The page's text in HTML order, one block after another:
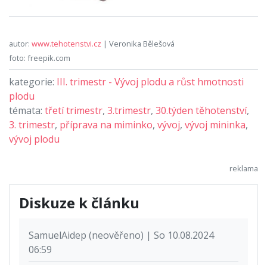
autor: www.tehotenstvi.cz | Veronika Bělešová
foto: freepik.com
kategorie: III. trimestr - Vývoj plodu a růst hmotnosti
plodu
témata: třetí trimestr, 3.trimestr, 30.týden těhotenství,
3. trimestr, příprava na miminko, vývoj, vývoj mininka,
vývoj plodu
Diskuze k článku
SamuelAidep (neověřeno) | So 10.08.2024
06:59